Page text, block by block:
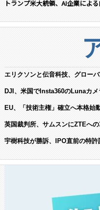
トランプ米大統領、AI企業によ
エリクソンと伝音科技、グロー
DJI、米国でInsta360のLunaカ
EU、「技術主権」確立へ本格
英国裁判所、サムスンにZTEへ
宇樹科技が勝訴、IPO直前の特許